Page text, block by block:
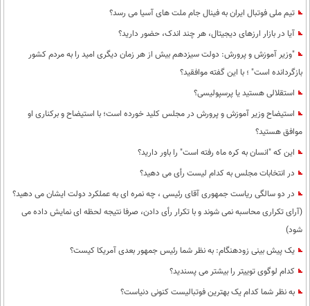
تیم ملی فوتبال ایران به فینال جام ملت های آسیا می رسد؟
آیا در بازار ارزهای دیجیتال، هر چند اندک، حضور دارید؟
"وزیر آموزش و پرورش: دولت سیزدهم بیش از هر زمان دیگری امید را به مردم کشور
بازگردانده است" ؛ با این گفته موافقید؟
استقلالی هستید یا پرسپولیسی؟
استیضاح وزیر آموزش و پرورش در مجلس کلید خورده است؛ با استیضاح و برکناری او
موافق هستید؟
این که "انسان به کره ماه رفته است" را باور دارید؟
در انتخابات مجلس به کدام لیست رأی می دهید؟
در دو سالگی ریاست جمهوری آقای رئیسی ، چه نمره ای به عملکرد دولت ایشان می دهید؟
(آرای تکراری محاسبه نمی شوند و با تکرار رأی دادن، صرفا نتیجه لحظه ای نمایش داده می
شود)
یک پیش بینی زودهنگام: به نظر شما رئیس جمهور بعدی آمریکا کیست؟
کدام لوگوی توییتر را بیشتر می پسندید؟
به نظر شما کدام یک بهترین فوتبالیست کنونی دنیاست؟